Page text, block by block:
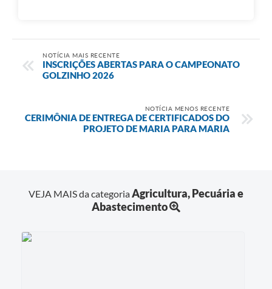
NOTÍCIA MAIS RECENTE
INSCRIÇÕES ABERTAS PARA O CAMPEONATO
GOLZINHO 2026
NOTÍCIA MENOS RECENTE
CERIMÔNIA DE ENTREGA DE CERTIFICADOS DO
PROJETO DE MARIA PARA MARIA
VEJA MAIS da categoriaAgricultura, Pecuária e
Abastecimento